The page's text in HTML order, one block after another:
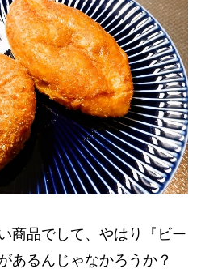
商品でして、やはり『ビー
あるんじゃなかろうか？